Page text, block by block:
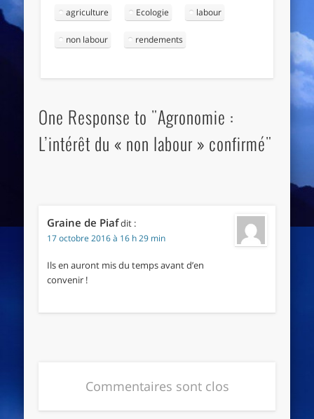
agriculture Ecologie labour
non labour rendements
One Response to "Agronomie :
L’intérêt du « non labour » confirmé"
Graine de Piafdit :
17 octobre 2016 à 16 h 29 min
Ils en auront mis du temps avant d’en
convenir !
Commentaires sont clos